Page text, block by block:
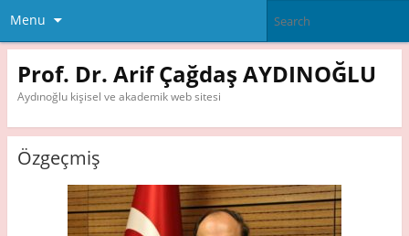
Menu
Prof. Dr. Arif Çağdaş AYDINOĞLU
Aydınoğlu kişisel ve akademik web sitesi
Özgeçmiş